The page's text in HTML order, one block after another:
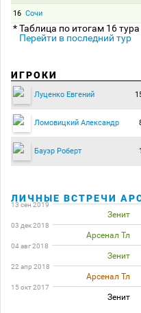
16 Сочи
* Таблица по итогам 16 тура
Перейти в последний тур
ИГРОКИ
Луценко Евгений
Ломовицкий Александр
Бауэр Роберт 1
ЛИЧНЫЕ ВСТРЕЧИ
13 сен 2019
Зенит
03 дек 2018
Арсенал Тл
04 авг 2018
Зенит
22 апр 2018
Арсенал Тл
15 окт 2017
Зенит